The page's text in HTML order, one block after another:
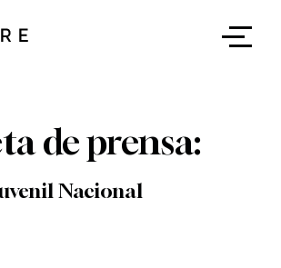
de herramientas
de prensa:
Nacional